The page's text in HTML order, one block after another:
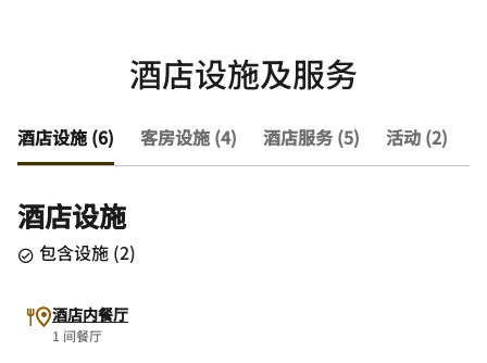
酒店设施及服务
酒店设施 (6) 客房设施 (4) 酒店服务 (5) 活动 (2)
酒店设施
包含设施 (2)
酒店内餐厅
1 间餐厅